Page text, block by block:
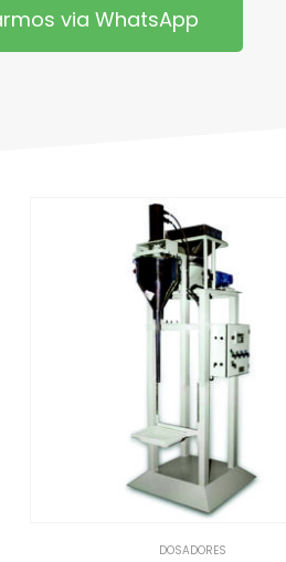
via WhatsApp
DOSADORES